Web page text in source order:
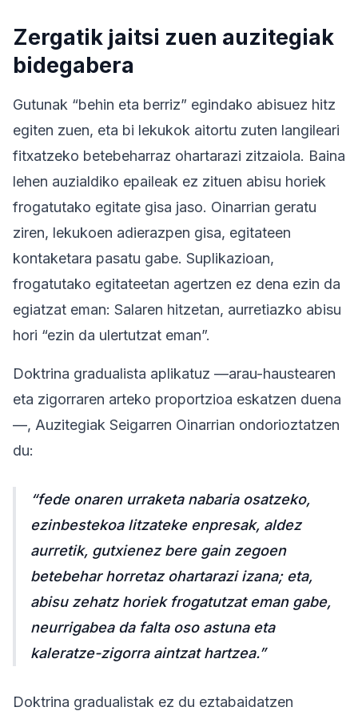
Zergatik jaitsi zuen auzitegiak
bidegabera
Gutunak “behin eta berriz” egindako abisuez hitz
egiten zuen, eta bi lekukok aitortu zuten langileari
fitxatzeko betebeharraz ohartarazi zitzaiola. Baina
lehen auzialdiko epaileak ez zituen abisu horiek
frogatutako egitate gisa jaso. Oinarrian geratu
ziren, lekukoen adierazpen gisa, egitateen
kontaketara pasatu gabe. Suplikazioan,
frogatutako egitateetan agertzen ez dena ezin da
egiatzat eman: Salaren hitzetan, aurretiazko abisu
hori “ezin da ulertutzat eman”.
Doktrina gradualista aplikatuz —arau-haustearen
eta zigorraren arteko proportzioa eskatzen duena
—, Auzitegiak Seigarren Oinarrian ondorioztatzen
du:
“fede onaren urraketa nabaria osatzeko,
ezinbestekoa litzateke enpresak, aldez
aurretik, gutxienez bere gain zegoen
betebehar horretaz ohartarazi izana; eta,
abisu zehatz horiek frogatutzat eman gabe,
neurrigabea da falta oso astuna eta
kaleratze-zigorra aintzat hartzea.”
Doktrina gradualistak ez du eztabaidatzen